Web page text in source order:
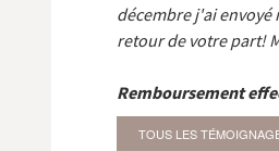
décembre j'ai envoyé
retour de votre part!
Remboursement
TOUS LES